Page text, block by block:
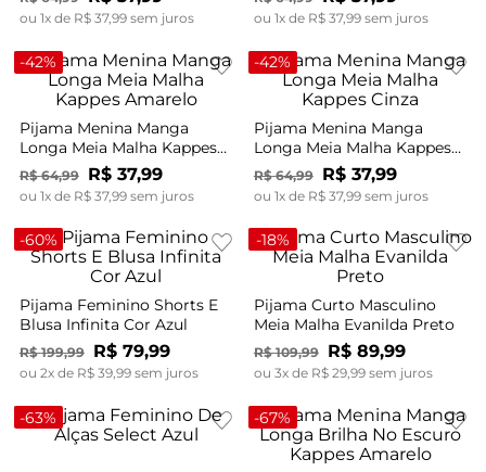
ou 1x de R$ 37,99sem juros ou 1x de R$ 37,99sem juros
-42%
Pijama Menina Manga
Longa Meia Malha Kappes
Amarelo
R$ 64,99 R$ 37,99
ou 1x de R$ 37,99sem juros
-42%
Pijama Menina Manga
Longa Meia Malha Kappes
Cinza
R$ 64,99 R$ 37,99
ou 1x de R$ 37,99sem juros
-60%
Pijama Feminino Shorts E
Blusa Infinita Cor Azul
R$ 199,99 R$ 79,99
ou 2x de R$ 39,99sem juros
-18%
Pijama Curto Masculino
Meia Malha Evanilda Preto
R$ 109,99 R$ 89,99
ou 3x de R$ 29,99sem juros
-63% -67%